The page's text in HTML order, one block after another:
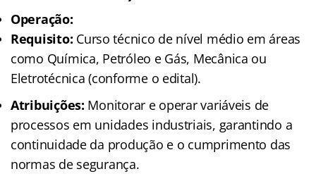
Operação:
Requisito: Curso técnico de nível médio em áreas
como Química, Petróleo e Gás, Mecânica ou
Eletrotécnica (conforme o edital).
Atribuições: Monitorar e operar variáveis de
processos em unidades industriais, garantindo a
continuidade da produção e o cumprimento das
normas de segurança.